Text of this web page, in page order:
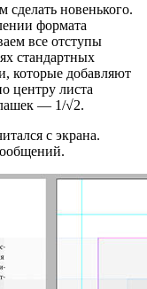
новенького.
формата
все отступы
стандартных
которые добавляют
центру листа
— 1/√2.
с экрана.